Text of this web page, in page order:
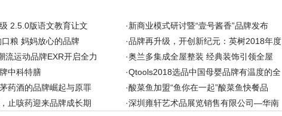
2.5.0版语文教育让文 ·新商业模式研讨暨“壹号酱香”品牌发布
粮 妈妈放心的品牌 ·品牌再升级，开创新纪元：英树2018年度
流运动品牌EXR开启全力 ·奥兰多集成全屋整装 经典装饰引领全屋
中科特膳 ·Qtools2018选品中国母婴品牌有温度的全
药酒的品牌崛起与原罪 ·酸菜鱼加盟“鱼你在一起”酸菜鱼快餐品
止咳药迎来品牌成长期 ·深圳雍轩艺术品展览销售有限公司—华南